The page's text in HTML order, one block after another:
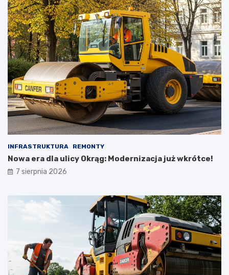
INFRASTRUKTURA REMONTY
Nowa era dla ulicy Okrąg: Modernizacja już wkrótce!
7 sierpnia 2026